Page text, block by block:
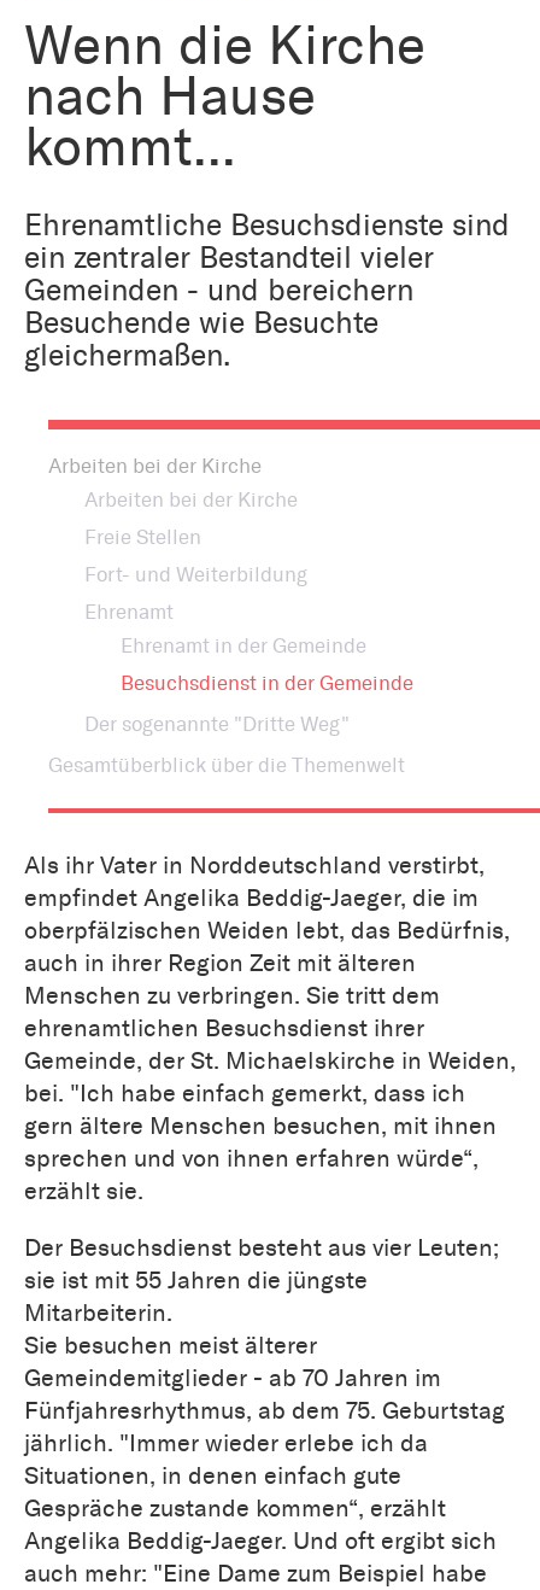
Wenn die Kirche
nach Hause
kommt...
Ehrenamtliche Besuchsdienste sind
ein zentraler Bestandteil vieler
Gemeinden - und bereichern
Besuchende wie Besuchte
gleichermaßen.
Arbeiten bei der Kirche
Arbeiten bei der Kirche
Freie Stellen
Fort- und Weiterbildung
Ehrenamt
Ehrenamt in der Gemeinde
Besuchsdienst in der Gemeinde
Der sogenannte "Dritte Weg"
Gesamtüberblick über die Themenwelt
Als ihr Vater in Norddeutschland verstirbt,
empfindet Angelika Beddig-Jaeger, die im
oberpfälzischen Weiden lebt, das Bedürfnis,
auch in ihrer Region Zeit mit älteren
Menschen zu verbringen. Sie tritt dem
ehrenamtlichen Besuchsdienst ihrer
Gemeinde, der St. Michaelskirche in Weiden,
bei. "Ich habe einfach gemerkt, dass ich
gern ältere Menschen besuchen, mit ihnen
sprechen und von ihnen erfahren würde“,
erzählt sie.
Der Besuchsdienst besteht aus vier Leuten;
sie ist mit 55 Jahren die jüngste
Mitarbeiterin.
Sie besuchen meist älterer
Gemeindemitglieder - ab 70 Jahren im
Fünfjahresrhythmus, ab dem 75. Geburtstag
jährlich. "Immer wieder erlebe ich da
Situationen, in denen einfach gute
Gespräche zustande kommen“, erzählt
Angelika Beddig-Jaeger. Und oft ergibt sich
auch mehr: "Eine Dame zum Beispiel habe
Kirche und Geld
Reformprozess PUK
Kirchenjahr
Ökumene
Religion in der Schule
Kunst
Aktiv gegen Missbrauch
Bildung und Gesellschaft
Tourismus
Weltanschauungsfragen
Gegen Rechtsextremismus